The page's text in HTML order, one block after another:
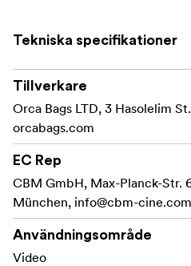
Vadderad axelrem för
Väskan rekommenderas för
Sony Alpha DSLR (alla
HXR-NX80, HXR-NX100
Canon XA & XF (alla modeller)
Panasonic HC-X2000, AG-
JVC GY-HM170 4K
Tekniska specifikationer
Tillverkare
Orca Bags LTD, 3 Hasolelim
orcabags.com
EC Rep
CBM GmbH, Max-Planck-Str.
München, info@cbm-cine.com
Användningsområde
Video